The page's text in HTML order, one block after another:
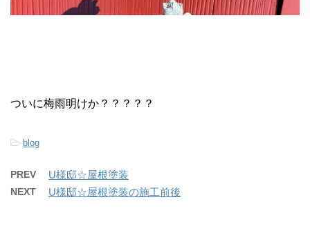
ついに梅雨明けか？？？？？
-blog
PREV U様邸☆屋根塗装
NEXT U様邸☆屋根塗装の施工前後